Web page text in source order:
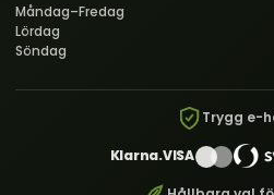
Måndag–Fredag
Lördag
Söndag
Trygg e-
Klarna.VISA